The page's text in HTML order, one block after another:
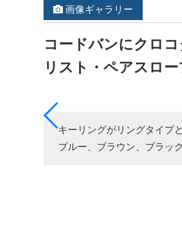
画像ギャラリー
コードバンにクロ
リスト・ペアスロー
キーリングがリングタイプ
ブルー、ブラウン、ブラッ